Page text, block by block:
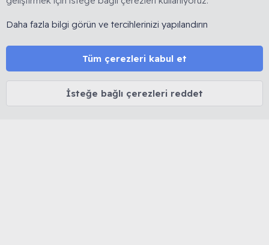
hobisine yönelik bilimsel ve deneyime dayalı bilgi
satışı ve link bırakmak yasaktır. 🔒 Kişisel veriler korunur.
⚖️ Tüm içerikler 5846 sayılı Fikir ve Sanat Eserleri Kanunu
kapsamında olup izinsiz kopyalanamaz.
MUHABBET KUŞU HAKKINDA
Daha fazla bilgi görün ve tercihlerinizi yapılandırın
Tüm çerezleri kabul et
İsteğe bağlı çerezleri reddet